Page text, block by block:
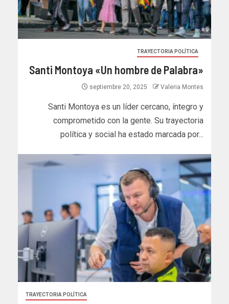
TRAYECTORIA POLÍTICA
Santi Montoya «Un hombre de Palabra»
septiembre 20, 2025 Valeria Montes
Santi Montoya es un líder cercano, íntegro y
comprometido con la gente. Su trayectoria
política y social ha estado marcada por...
TRAYECTORIA POLÍTICA